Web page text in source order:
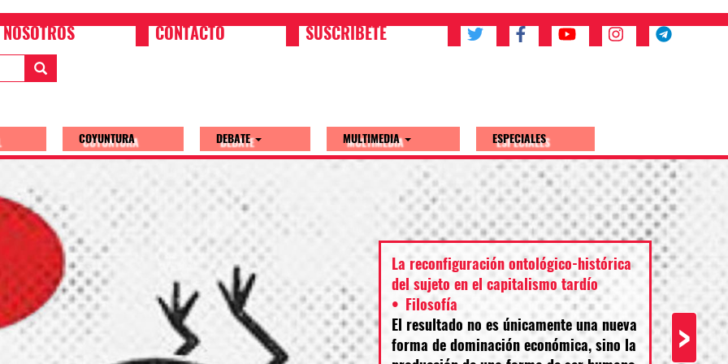
NOSOTROS CONTACTO SUSCRIBETE
COYUNTURA DEBATE MULTIMEDIA ESPECIALES
La reconfiguración ontológico-histórica
del sujeto en el capitalismo tardío
Filosofía
El resultado no es únicamente una nueva
forma de dominación económica, sino la
>